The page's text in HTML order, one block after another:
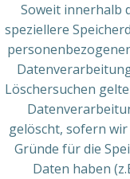
Soweit innerhalb
speziellere
Löschersuchen
gelöscht, sofern
Gründe für die
Daten haben